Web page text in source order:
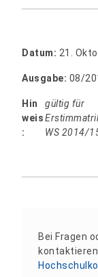
Datum: 21.
Ausgabe: 08/
Hin
weis
:
gültig für
WS 2014/
Bei Fragen